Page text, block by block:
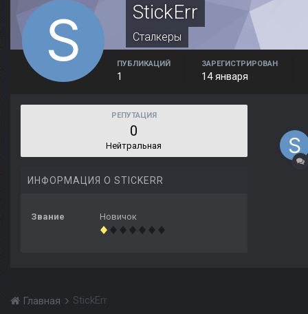
StickErr
Сталкеры
ПУБЛИКАЦИЙ
1
ЗАРЕГИСТРИРОВАН
14 января
РЕПУТАЦИЯ
0
Нейтральная
ИНФОРМАЦИЯ О STICKERR
Звание Новичок
Главная StickErr